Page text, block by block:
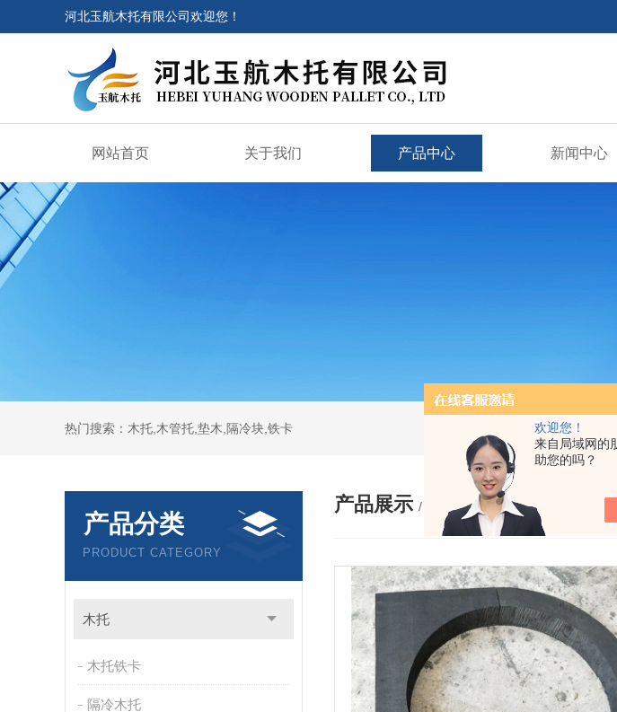
欢迎您！
来自局域网的
助您的吗？
河北玉航木托有限公司欢迎您！
网站首页 关于我们 产品中心 新闻中心
热门搜索：木托,木管托,垫木,隔冷块,铁卡
产品分类
PRODUCT CATEGORY
木托
木托铁卡
隔冷木托
产品展示 / PRODUCTS